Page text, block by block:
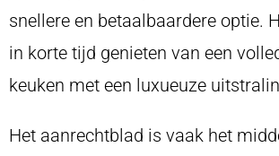
snellere en betaalbaardere optie.
in korte tijd genieten van een
keuken met een luxueuze
Het aanrechtblad is vaak het